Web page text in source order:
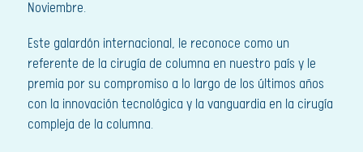
Noviembre.
Este galardón internacional, le reconoce como un
referente de la cirugía de columna en nuestro país y le
premia por su compromiso a lo largo de los últimos años
con la innovación tecnológica y la vanguardia en la cirugía
compleja de la columna.